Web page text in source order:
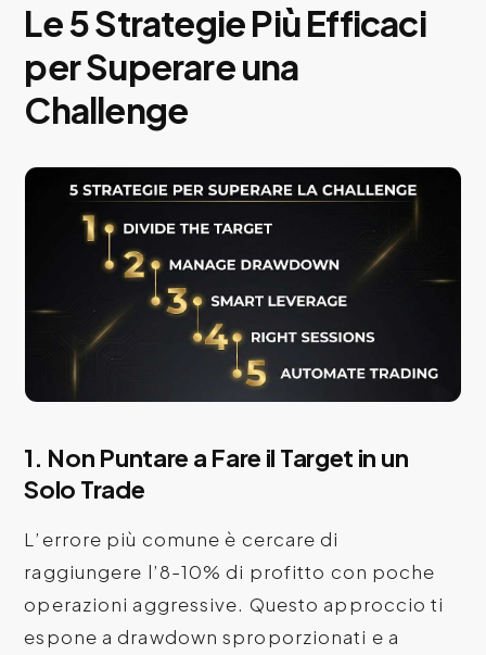
Le 5 Strategie Più Efficaci
per Superare una
Challenge
1. Non Puntare a Fare il Target in un
Solo Trade
L’errore più comune è cercare di
raggiungere l’8-10% di profitto con poche
operazioni aggressive. Questo approccio ti
espone a drawdown sproporzionati e a